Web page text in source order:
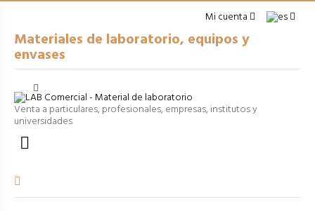
Mi cuenta
Materiales de laboratorio, equipos y
envases
Cerrar
arrow_right
USO GENERAL
arrow_right
ENVASES
arrow_right
VOLUMÉTRICO
Venta a particulares, profesionales, empresas, institutos y
universidades
